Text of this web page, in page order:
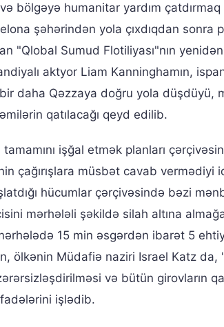
və bölgəyə humanitar yardım
şəhərindən yola çıxdıqdan
"Qlobal Sumud Flotiliyası"nın yenidən
aktyor Liam Kanninghamın,
daha Qəzzaya doğru yola düşdüyü,
qatılacağı qeyd edilib.
tamamını işğal etmək planları
çağırışlara müsbət cavab vermədiyi
hücumlar çərçivəsində bəzi
mərhələli şəkildə silah altına
15 min əsgərdən ibarət 5
ölkənin Müdafiə naziri Israel Katz
və bütün girovların
işlədib.